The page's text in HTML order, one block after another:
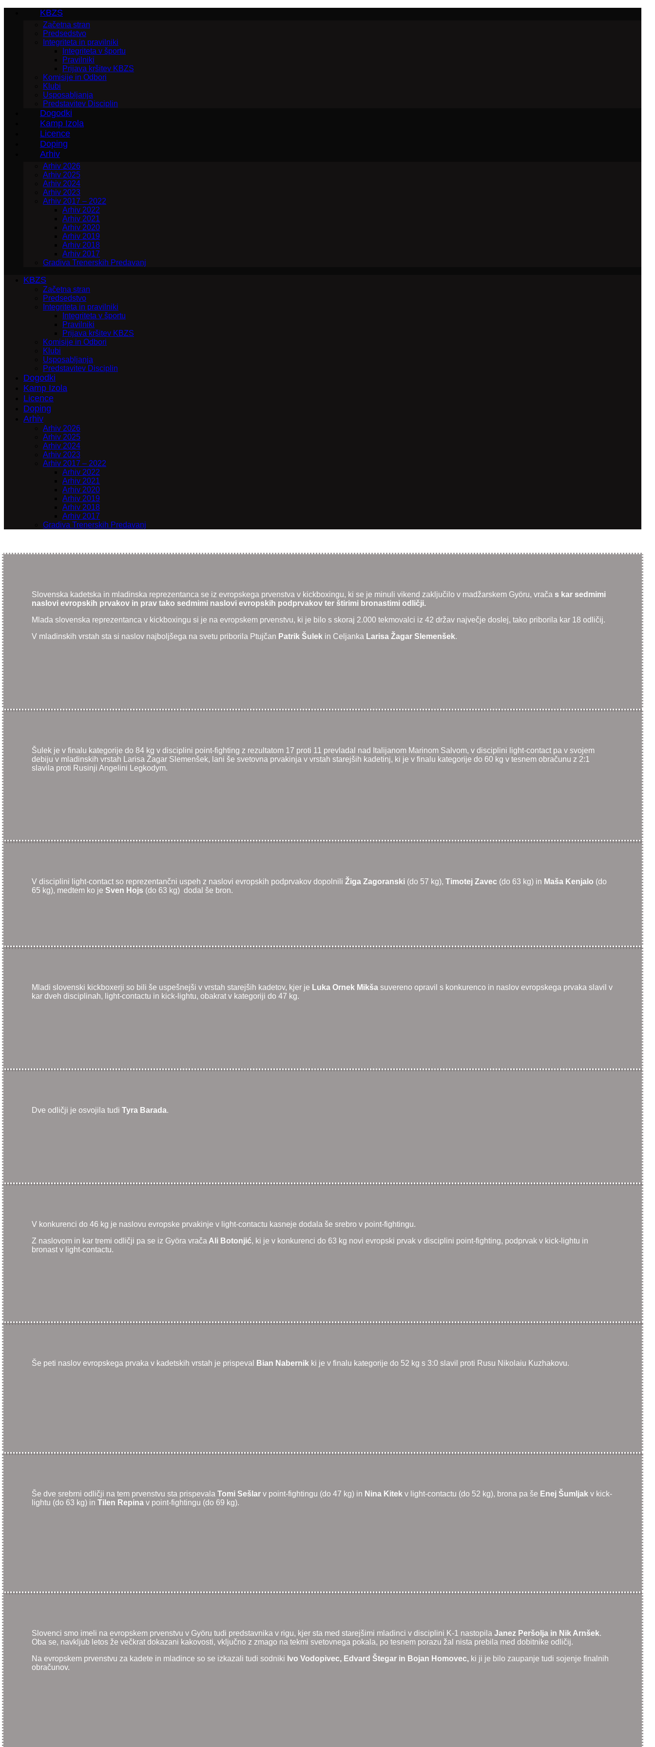
KBZS
Začetna stran
Predsedstvo
Integriteta in pravilniki
Integriteta v športu
Pravilniki
Prijava kršitev KBZS
Komisije in Odbori
Klubi
Usposabljanja
Predstavitev Disciplin
Dogodki
Kamp Izola
Licence
Doping
Arhiv
Arhiv 2026
Arhiv 2025
Arhiv 2024
Arhiv 2023
Arhiv 2017 – 2022
Arhiv 2022
Arhiv 2021
Arhiv 2020
Arhiv 2019
Arhiv 2018
Arhiv 2017
Gradiva Trenerskih Predavanj
KBZS
Začetna stran
Predsedstvo
Integriteta in pravilniki
Integriteta v športu
Pravilniki
Prijava kršitev KBZS
Komisije in Odbori
Klubi
Usposabljanja
Predstavitev Disciplin
Dogodki
Kamp Izola
Licence
Doping
Arhiv
Arhiv 2026
Arhiv 2025
Arhiv 2024
Arhiv 2023
Arhiv 2017 – 2022
Arhiv 2022
Arhiv 2021
Arhiv 2020
Arhiv 2019
Arhiv 2018
Arhiv 2017
Gradiva Trenerskih Predavanj
Slovenska kadetska in mladinska reprezentanca se iz evropskega prvenstva v kickboxingu, ki se je minuli vikend zaključilo v madžarskem Györu, vrača s kar sedmimi
naslovi evropskih prvakov in prav tako sedmimi naslovi evropskih podprvakov ter štirimi bronastimi odličji.
Mlada slovenska reprezentanca v kickboxingu si je na evropskem prvenstvu, ki je bilo s skoraj 2.000 tekmovalci iz 42 držav največje doslej, tako priborila kar 18 odličij.
V mladinskih vrstah sta si naslov najboljšega na svetu priborila Ptujčan Patrik Šulek in Celjanka Larisa Žagar Slemenšek.
Šulek je v finalu kategorije do 84 kg v disciplini point-fighting z rezultatom 17 proti 11 prevladal nad Italijanom Marinom Salvom, v disciplini light-contact pa v svojem
debiju v mladinskih vrstah Larisa Žagar Slemenšek, lani še svetovna prvakinja v vrstah starejših kadetinj, ki je v finalu kategorije do 60 kg v tesnem obračunu z 2:1
slavila proti Rusinji Angelini Legkodym.
V disciplini light-contact so reprezentančni uspeh z naslovi evropskih podprvakov dopolnili Žiga Zagoranski (do 57 kg), Timotej Zavec (do 63 kg) in Maša Kenjalo (do
65 kg), medtem ko je Sven Hojs (do 63 kg) dodal še bron.
Mladi slovenski kickboxerji so bili še uspešnejši v vrstah starejših kadetov, kjer je Luka Ornek Mikša suvereno opravil s konkurenco in naslov evropskega prvaka slavil v
kar dveh disciplinah, light-contactu in kick-lightu, obakrat v kategoriji do 47 kg.
Dve odličji je osvojila tudi Tyra Barada.
V konkurenci do 46 kg je naslovu evropske prvakinje v light-contactu kasneje dodala še srebro v point-fightingu.
Z naslovom in kar tremi odličji pa se iz Györa vrača Ali Botonjić, ki je v konkurenci do 63 kg novi evropski prvak v disciplini point-fighting, podprvak v kick-lightu in
bronast v light-contactu.
Še peti naslov evropskega prvaka v kadetskih vrstah je prispeval Bian Nabernik ki je v finalu kategorije do 52 kg s 3:0 slavil proti Rusu Nikolaiu Kuzhakovu.
Še dve srebrni odličji na tem prvenstvu sta prispevala Tomi Sešlar v point-fightingu (do 47 kg) in Nina Kitek v light-contactu (do 52 kg), brona pa še Enej Šumljak v kick-
lightu (do 63 kg) in Tilen Repina v point-fightingu (do 69 kg).
Slovenci smo imeli na evropskem prvenstvu v Györu tudi predstavnika v rigu, kjer sta med starejšimi mladinci v disciplini K-1 nastopila Janez Peršolja in Nik Arnšek.
Oba se, navkljub letos že večkrat dokazani kakovosti, vključno z zmago na tekmi svetovnega pokala, po tesnem porazu žal nista prebila med dobitnike odličij.
Na evropskem prvenstvu za kadete in mladince so se izkazali tudi sodniki Ivo Vodopivec, Edvard Štegar in Bojan Homovec, ki ji je bilo zaupanje tudi sojenje finalnih
obračunov.